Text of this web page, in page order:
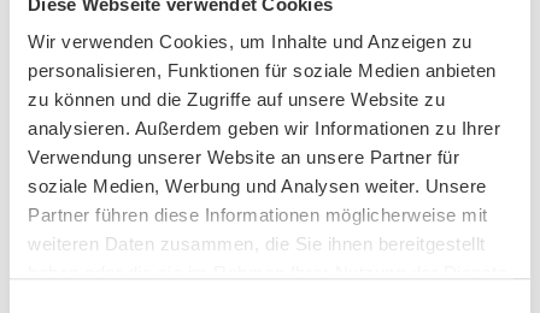
Wir verwenden Cookies, um Inhalte und Anzeigen zu
personalisieren, Funktionen für soziale Medien anbieten
zu können und die Zugriffe auf unsere Website zu
analysieren. Außerdem geben wir Informationen zu Ihrer
Verwendung unserer Website an unsere Partner für
soziale Medien, Werbung und Analysen weiter. Unsere
Partner führen diese Informationen möglicherweise mit
weiteren Daten zusammen, die Sie ihnen bereitgestellt
22. Dezember 2025